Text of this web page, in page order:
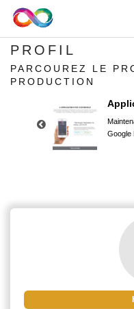
PROFIL
PARCOUREZ LE
PRODUCTION
Google
Google